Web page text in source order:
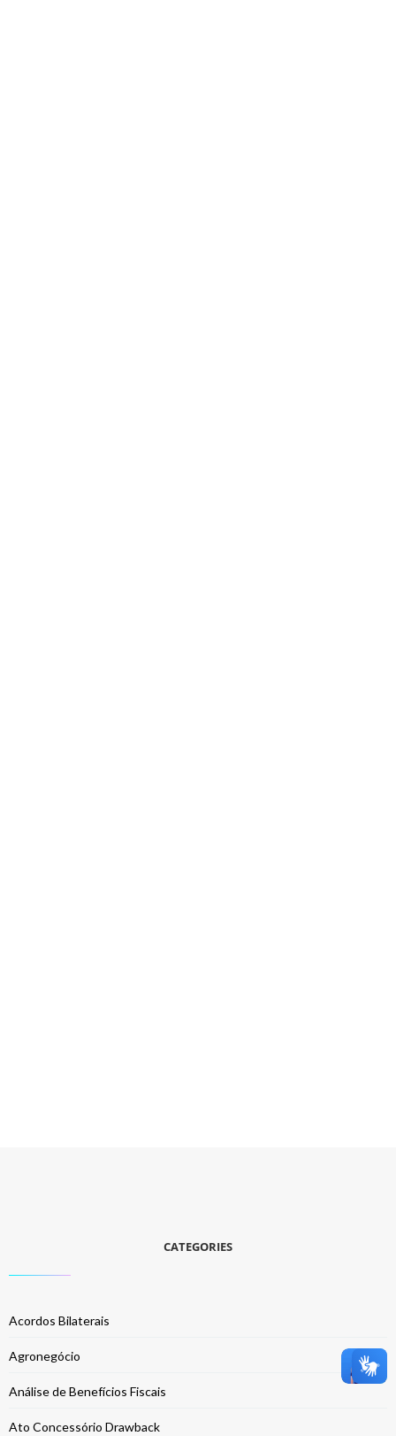
CATEGORIES
Acordos Bilaterais
Agronegócio
Análise de Benefícios Fiscais
Ato Concessório Drawback